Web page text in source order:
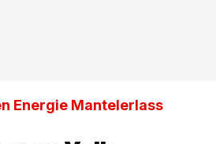
Energie Mantelerlass